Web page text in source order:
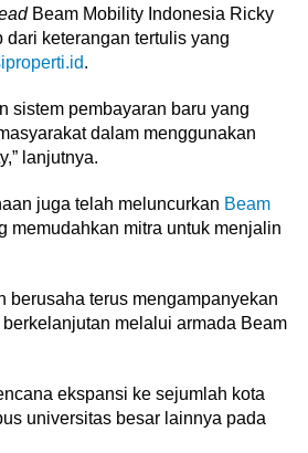
Beam Mobility Indonesia Ricky
dari keterangan tertulis yang
.
sistem pembayaran baru yang
dalam menggunakan
lanjutnya.
juga telah meluncurkan Beam
memudahkan mitra untuk menjalin
berusaha terus mengampanyekan
melalui armada Beam
ekspansi ke sejumlah kota
universitas besar lainnya pada